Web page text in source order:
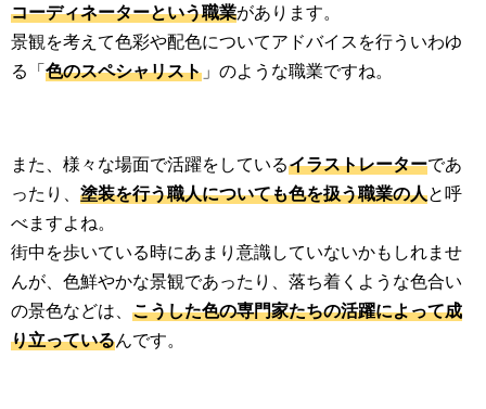
コーディネーターという職業があります。
景観を考えて色彩や配色についてアドバイスを行ういわゆ
る「色のスペシャリスト 」のような職業ですね。
また、様々な場面で活躍をしているイラストレーターであ
ったり、 塗装を行う職人についても色を扱う職業の人と呼
べますよね。
街中を歩いている時にあまり意識していないかもしれませ
んが、色鮮やかな景観であったり、落ち着くような色合い
の景色などは、 こうした色の専門家たちの活躍によって成
り立っているんです。